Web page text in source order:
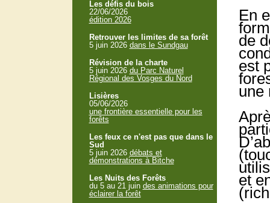
En
de
est
une
et
Les défis du bois
22/06/2026
édition 2026
Retrouver les limites de sa forêt
5 juin 2026 dans le Sundgau
Révision de la charte
5 juin 2026 du Parc Naturel
Régional des Vosges du Nord
Lisières
05/06/2026
une frontière essentielle pour les
forêts
Les feux ce n'est pas que dans le
Sud
5 juin 2026 débats et
démonstrations à Bitche
Les Nuits des Forêts
du 5 au 21 juin des animations pour
éclairer la forêt